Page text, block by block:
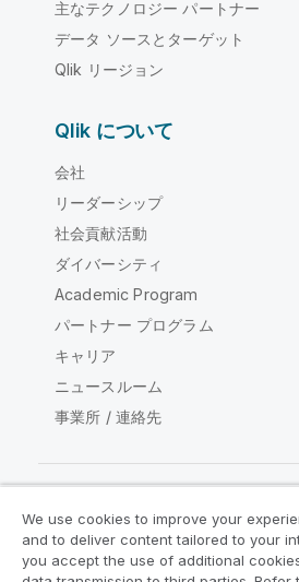
主なテクノロジー パートナー
データ ソースとターゲット
Qlik リージョン
Qlik について
会社
リーダーシップ
社会貢献活動
ダイバーシティ
Academic Program
パートナー プログラム
キャリア
ニュースルーム
事業所 / 連絡先
Qlik コミュニティ
We use cookies to improve your
and to deliver content tailored to your
you accept the use of additional